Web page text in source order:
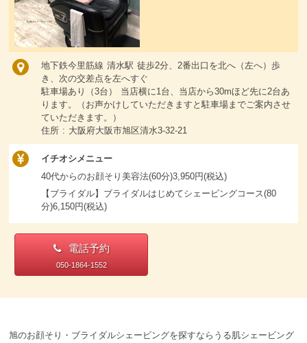
地下鉄今里筋線 清水駅 徒歩2分、2番出口を北へ（左へ）歩
き、次の交差点を左へすぐ
駐車場あり（3台） 当店横に1台、当店から30mほど先に2台あ
ります。（お声かけしていただきますと駐車場までご案内させ
ていただきます。）
住所 : 大阪府大阪市旭区清水3-32-21
イチオシメニュー
40代からのお顔そり美容法(60分)3,950円(税込)
【ブライダル】ブライダルはじめてシェービングコース(80
分)6,150円(税込)
電話予約
050-1864-1552
旭のお顔そり・ブライダルシェービングを探すならうる肌シェービング